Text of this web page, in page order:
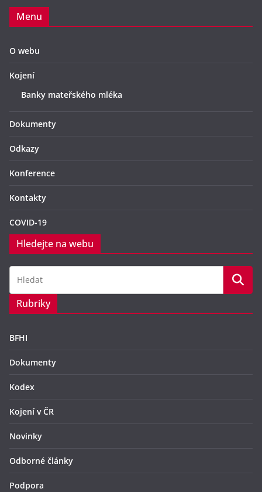
Menu
O webu
Kojení
Banky mateřského mléka
Dokumenty
Odkazy
Konference
Kontakty
COVID-19
Hledejte na webu
Rubriky
BFHI
Dokumenty
Kodex
Kojení v ČR
Novinky
Odborné články
Podpora